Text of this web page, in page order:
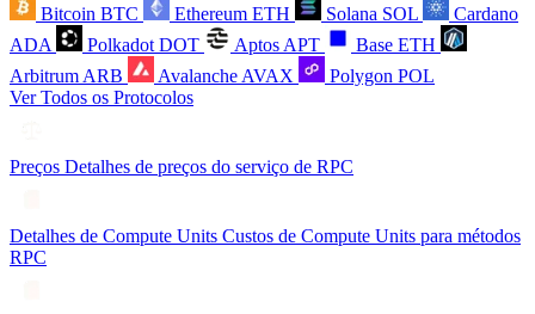
Bitcoin BTC Ethereum ETH Solana SOL
Cardano
ADA
Polkadot DOT Aptos APT Base ETH
Arbitrum ARB Avalanche AVAX Polygon POL
Ver Todos os Protocolos
Preços Detalhes de preços do serviço de RPC
Detalhes de Compute Units Custos de Compute Units para métodos
RPC